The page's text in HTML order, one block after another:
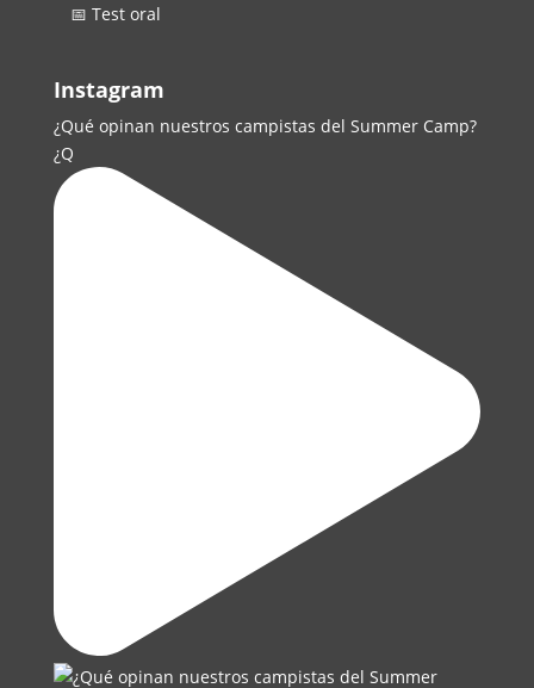
📅 Test oral
Instagram
¿Qué opinan nuestros campistas del Summer Camp?
¿Q